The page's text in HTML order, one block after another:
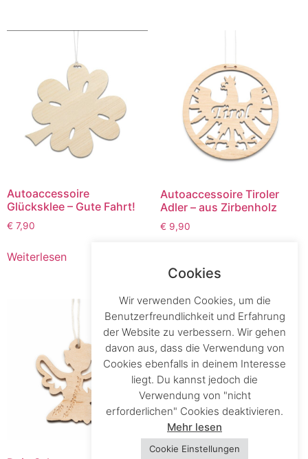
Autoaccessoire
Glücksklee – Gute Fahrt!
€ 7,90
Weiterlesen
Autoaccessoire Tiroler
Adler – aus Zirbenholz
€ 9,90
Cookies
Wir verwenden Cookies, um die
Benutzerfreundlichkeit und Erfahrung
der Website zu verbessern. Wir gehen
davon aus, dass die Verwendung von
Cookies ebenfalls in deinem Interesse
liegt. Du kannst jedoch die
Verwendung von "nicht
erforderlichen" Cookies deaktivieren.
Mehr lesen
Cookie Einstellungen